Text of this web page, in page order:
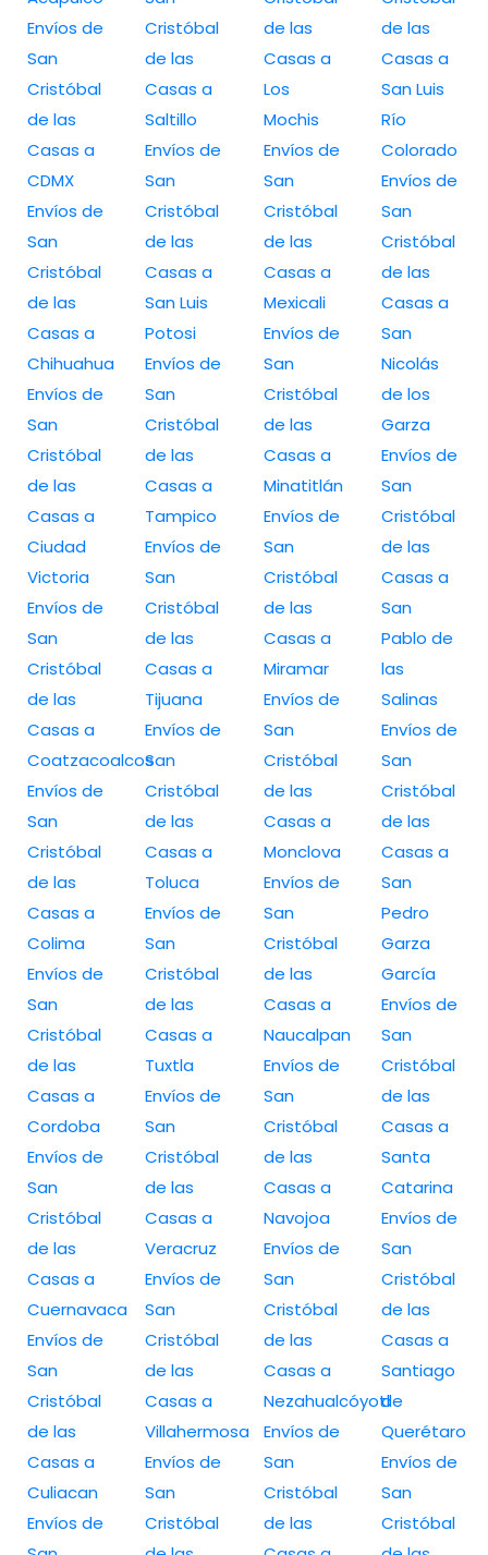
Envíos de
San
Cristóbal
de las
Casas a
CDMX
Envíos de
San
Cristóbal
de las
Casas a
Chihuahua
Envíos de
San
Cristóbal
de las
Casas a
Ciudad
Victoria
Envíos de
San
Cristóbal
de las
Casas a
Coatzacoalcos
Envíos de
San
Cristóbal
de las
Casas a
Colima
Envíos de
San
Cristóbal
de las
Casas a
Cordoba
Envíos de
San
Cristóbal
de las
Casas a
Cuernavaca
Envíos de
San
Cristóbal
de las
Casas a
Culiacan
Envíos de
Cristóbal
de las
Casas a
Saltillo
Envíos de
San
Cristóbal
de las
Casas a
San Luis
Potosi
Envíos de
San
Cristóbal
de las
Casas a
Tampico
Envíos de
San
Cristóbal
de las
Casas a
Tijuana
Envíos de
San
Cristóbal
de las
Casas a
Toluca
Envíos de
San
Cristóbal
de las
Casas a
Tuxtla
Envíos de
San
Cristóbal
de las
Casas a
Veracruz
Envíos de
San
Cristóbal
de las
Casas a
Villahermosa
Envíos de
San
Cristóbal
de las
Casas a
Los
Mochis
Envíos de
San
Cristóbal
de las
Casas a
Mexicali
Envíos de
San
Cristóbal
de las
Casas a
Minatitlán
Envíos de
San
Cristóbal
de las
Casas a
Miramar
Envíos de
San
Cristóbal
de las
Casas a
Monclova
Envíos de
San
Cristóbal
de las
Casas a
Naucalpan
Envíos de
San
Cristóbal
de las
Casas a
Navojoa
Envíos de
San
Cristóbal
de las
Casas a
Nezahualcóyotl
Envíos de
San
Cristóbal
de las
de las
Casas a
San Luis
Río
Colorado
Envíos de
San
Cristóbal
de las
Casas a
San
Nicolás
de los
Garza
Envíos de
San
Cristóbal
de las
Casas a
San
Pablo de
las
Salinas
Envíos de
San
Cristóbal
de las
Casas a
San
Pedro
Garza
García
Envíos de
San
Cristóbal
de las
Casas a
Santa
Catarina
Envíos de
San
Cristóbal
de las
Casas a
Santiago
de
Querétaro
Envíos de
San
Cristóbal